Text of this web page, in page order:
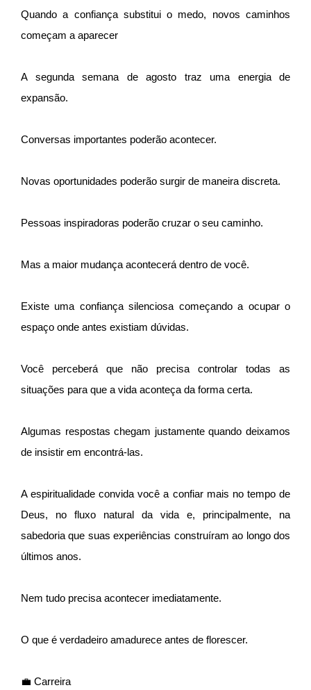
Quando a confiança substitui o medo, novos caminhos
começam a aparecer
A segunda semana de agosto traz uma energia de
expansão.
Conversas importantes poderão acontecer.
Novas oportunidades poderão surgir de maneira discreta.
Pessoas inspiradoras poderão cruzar o seu caminho.
Mas a maior mudança acontecerá dentro de você.
Existe uma confiança silenciosa começando a ocupar o
espaço onde antes existiam dúvidas.
Você perceberá que não precisa controlar todas as
situações para que a vida aconteça da forma certa.
Algumas respostas chegam justamente quando deixamos
de insistir em encontrá-las.
A espiritualidade convida você a confiar mais no tempo de
Deus, no fluxo natural da vida e, principalmente, na
sabedoria que suas experiências construíram ao longo dos
últimos anos.
Nem tudo precisa acontecer imediatamente.
O que é verdadeiro amadurece antes de florescer.
💼 Carreira